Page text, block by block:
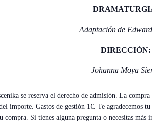
Adaptación de
DIRECCIÓN:
Johanna Moya
se reserva el derecho de admisión. La
importe. Gastos de gestión 1€. Te agradecemos
compra. Si tienes alguna pregunta o necesitas más